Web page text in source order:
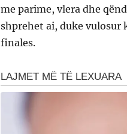
me parime, vlera dhe
shprehet ai, duke vulosur
finales.